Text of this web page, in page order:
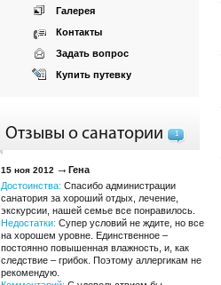
Галерея
Контакты
Задать вопрос
Купить путевку
Отзывы о санатории 1
15 ноя 2012
Гена
Достоинства: Спасибо администрации
санатория за хороший отдых, лечение,
экскурсии, нашей семье все понравилось.
Недостатки: Супер условий не ждите, но все
на хорошем уровне. Единственное –
постоянно повышенная влажность, и, как
следствие – грибок. Поэтому аллергикам не
рекомендую.